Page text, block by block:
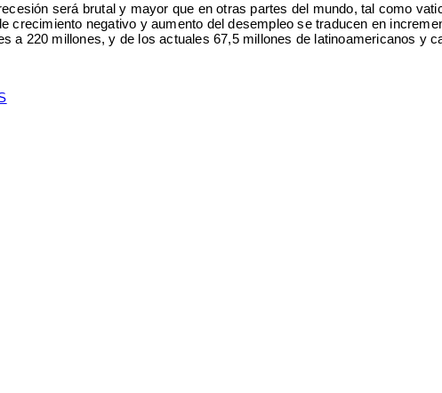
será brutal y mayor que en otras partes del mundo, tal como
crecimiento negativo y aumento del desempleo se traducen en
a 220 millones, y de los actuales 67,5 millones de latinoamericanos y